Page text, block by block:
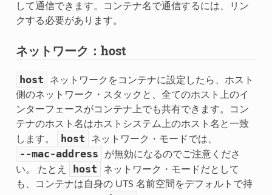
して通信できます。コンテナ名で通信するには、リン
クする必要があります。
ネットワーク：host
host
ネットワークをコンテナに設定したら、ホスト
側のネットワーク・スタックと、全てのホスト上のイ
ンターフェースがコンテナ上でも共有できます。コン
テナのホスト名はホストシステム上のホスト名と一致
します。
host ネットワーク・モードでは、
--mac-address
が無効になるのでご注意くださ
い。 たとえ
host
ネットワーク・モードだとして
も、コンテナは自身の UTS 名前空間をデフォルトで持